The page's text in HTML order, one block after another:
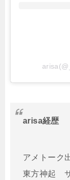
arisa経歴
アメトーク
東方神起